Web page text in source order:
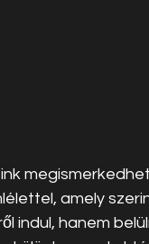
amely
indul, hanem